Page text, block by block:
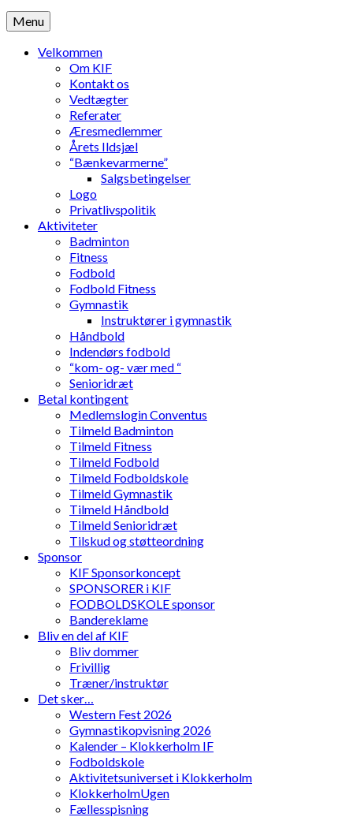
Menu
Velkommen
Om KIF
Kontakt os
Vedtægter
Referater
Æresmedlemmer
Årets Ildsjæl
“Bænkevarmerne”
Salgsbetingelser
Logo
Privatlivspolitik
Aktiviteter
Badminton
Fitness
Fodbold
Fodbold Fitness
Gymnastik
Instruktører i gymnastik
Håndbold
Indendørs fodbold
“kom- og- vær med “
Senioridræt
Betal kontingent
Medlemslogin Conventus
Tilmeld Badminton
Tilmeld Fitness
Tilmeld Fodbold
Tilmeld Fodboldskole
Tilmeld Gymnastik
Tilmeld Håndbold
Tilmeld Senioridræt
Tilskud og støtteordning
Sponsor
KIF Sponsorkoncept
SPONSORER i KIF
FODBOLDSKOLE sponsor
Bandereklame
Bliv en del af KIF
Bliv dommer
Frivillig
Træner/instruktør
Det sker…
Western Fest 2026
Gymnastikopvisning 2026
Kalender – Klokkerholm IF
Fodboldskole
Aktivitetsuniverset i Klokkerholm
KlokkerholmUgen
Fællesspisning